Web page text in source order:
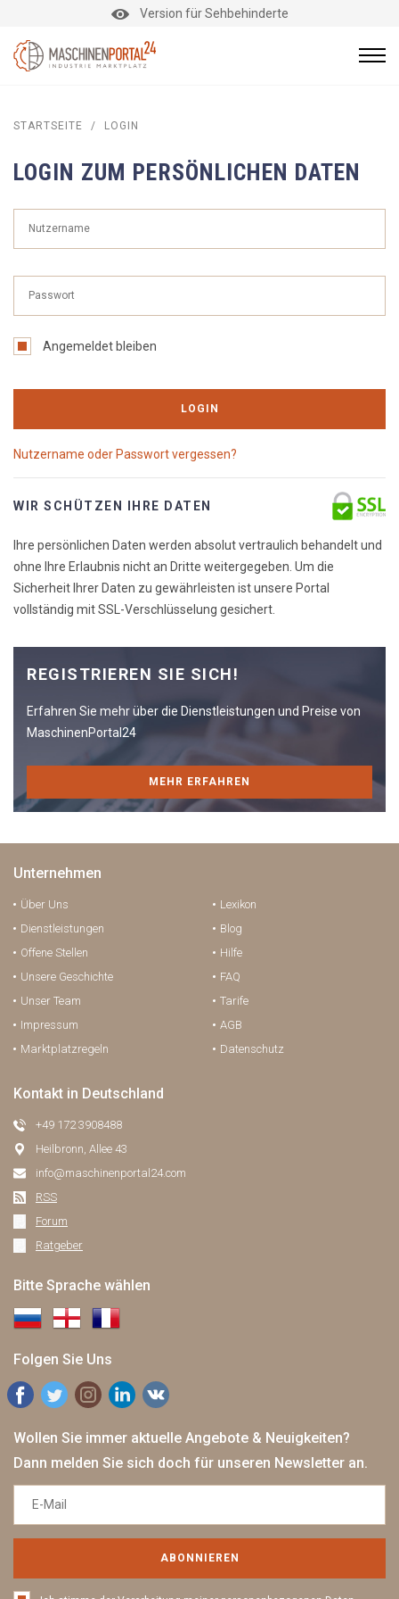
Version für Sehbehinderte
STARTSEITE / LOGIN
LOGIN ZUM PERSÖNLICHEN DATEN
Angemeldet bleiben
LOGIN
Nutzername oder Passwort vergessen?
WIR SCHÜTZEN IHRE DATEN
Ihre persönlichen Daten werden absolut vertraulich behandelt und
ohne Ihre Erlaubnis nicht an Dritte weitergegeben. Um die
Sicherheit Ihrer Daten zu gewährleisten ist unsere Portal
vollständig mit SSL-Verschlüsselung gesichert.
REGISTRIEREN SIE SICH!
Erfahren Sie mehr über die Dienstleistungen und Preise von
MaschinenPortal24
MEHR ERFAHREN
Unternehmen
Über Uns
Dienstleistungen
Offene Stellen
Unsere Geschichte
Unser Team
Impressum
Marktplatzregeln
Lexikon
Blog
Hilfe
FAQ
Tarife
AGB
Datenschutz
Kontakt in Deutschland
+49 172 3908488
Heilbronn, Allee 43
info@maschinenportal24.сom
RSS
Forum
Ratgeber
Bitte Sprache wählen
Folgen Sie Uns
Wollen Sie immer aktuelle Angebote & Neuigkeiten?
Dann melden Sie sich doch für unseren Newsletter an.
ABONNIEREN